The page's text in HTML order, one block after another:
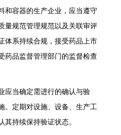
和容器的生产企业，应当遵守
量规范管理规范以及关联审评
体系持续合规，接受药品上市
药品监督管理部门的监督检查
应当确定需进行的确认与验
。定期对设施、设备、生产工
其持续保持验证状态。